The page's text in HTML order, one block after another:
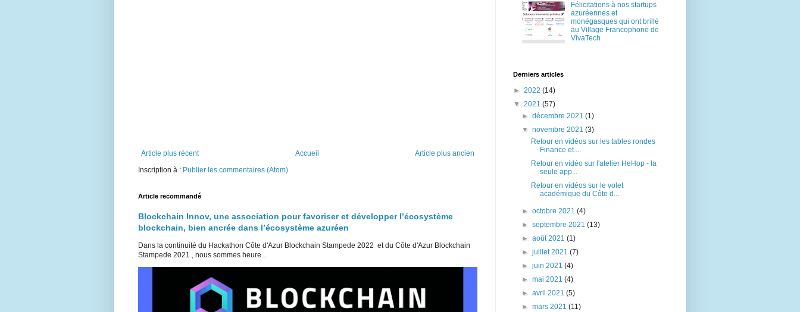
Article plus récent Article plus ancien
Accueil
Inscription à : Publier les commentaires (Atom)
Article recommandé
Blockchain Innov, une association pour favoriser et développer l’écosystème
blockchain, bien ancrée dans l’écosystème azuréen
Dans la continuité du Hackathon Côte d'Azur Blockchain Stampede 2022 et du Côte d'Azur Blockchain
Stampede 2021 , nous sommes heure...
Félicitations à nos startups
azuréennes et
monégasques qui ont brillé
au Village Francophone de
VivaTech
Derniers articles
► 2022 (14)
▼ 2021 (57)
►décembre 2021(1)
▼novembre 2021(3)
Retour en vidéos sur les tables rondes
Finance et ...
Retour en vidéo sur l'atelier HeHop - la
seule app...
Retour en vidéos sur le volet
académique du Côte d...
►octobre 2021(4)
►septembre 2021(13)
►août 2021(1)
►juillet 2021(7)
►juin 2021(4)
►mai 2021(4)
►avril 2021(5)
►mars 2021(11)